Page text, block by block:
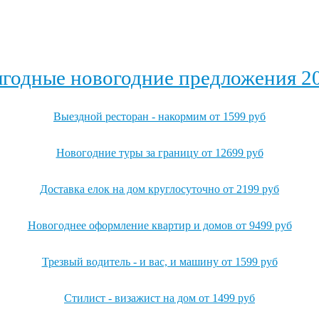
новогодние предложения
Выездной ресторан - накормим от 1599 руб
Новогодние туры за границу от 12699 руб
Доставка елок на дом круглосуточно от 2199 руб
Новогоднее оформление квартир и домов от 9499 руб
Трезвый водитель - и вас, и машину от 1599 руб
Стилист - визажист на дом от 1499 руб